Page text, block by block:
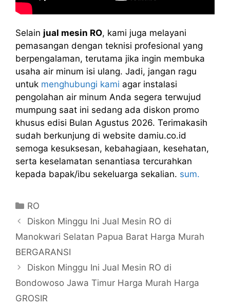
Selain jual mesin RO, kami juga melayani
pemasangan dengan teknisi profesional yang
berpengalaman, terutama jika ingin membuka
usaha air minum isi ulang. Jadi, jangan ragu
untuk menghubungi kami agar instalasi
pengolahan air minum Anda segera terwujud
mumpung saat ini sedang ada diskon promo
khusus edisi Bulan Agustus 2026. Terimakasih
sudah berkunjung di website damiu.co.id
semoga kesuksesan, kebahagiaan, kesehatan,
serta keselamatan senantiasa tercurahkan
kepada bapak/ibu sekeluarga sekalian. sum.
Kategori
RO
Diskon Minggu Ini Jual Mesin RO di
Manokwari Selatan Papua Barat Harga Murah
BERGARANSI
Diskon Minggu Ini Jual Mesin RO di
Bondowoso Jawa Timur Harga Murah Harga
GROSIR